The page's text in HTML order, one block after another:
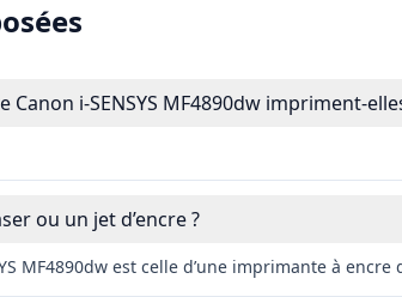
i-SENSYS MF4890dw impriment-
ou un jet d’encre ?
MF4890dw est celle d’une imprimante à encre